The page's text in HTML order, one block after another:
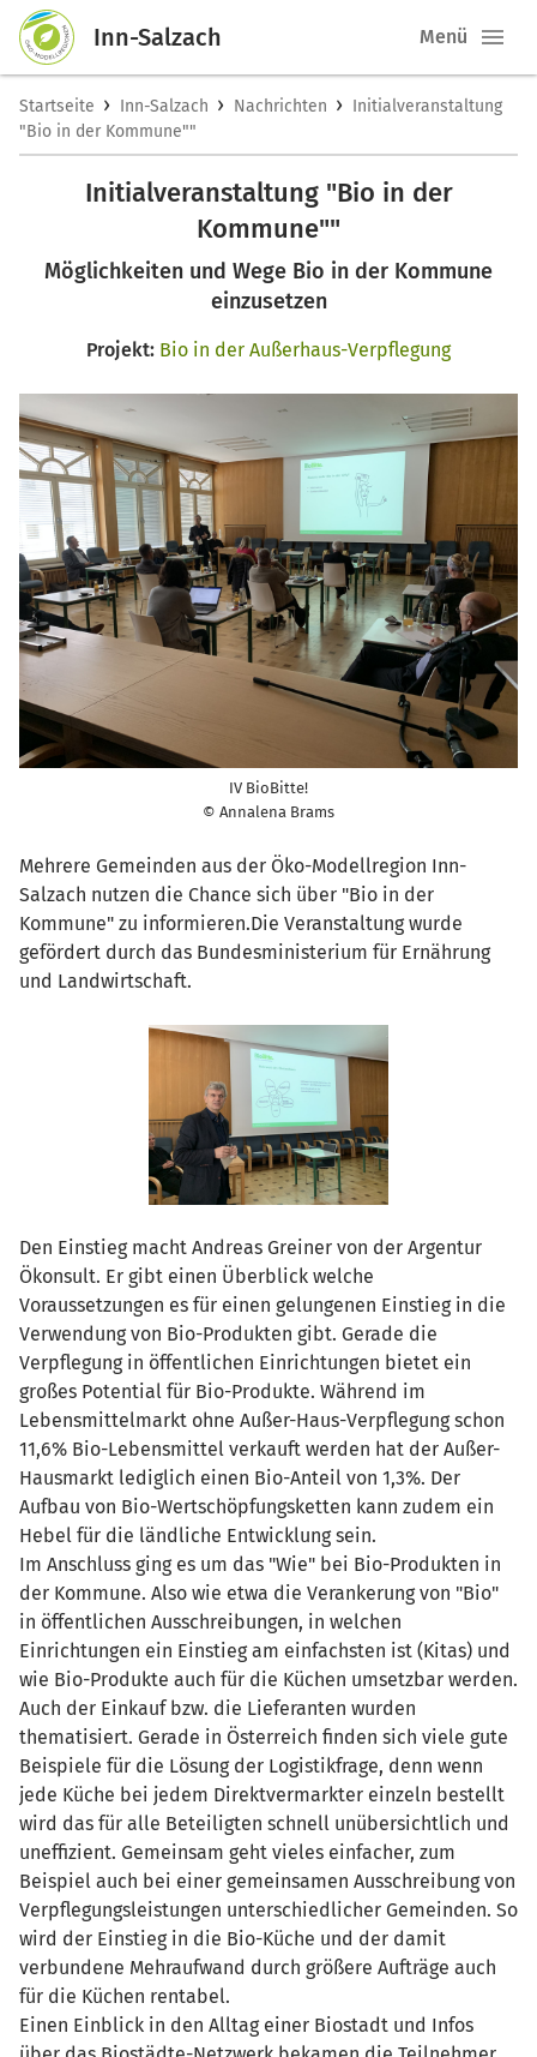
Inn-Salzach Menü
Startseite › Inn-Salzach › Nachrichten › Initialveranstaltung
"Bio in der Kommune""
Initialveranstaltung "Bio in der
Kommune""
Möglichkeiten und Wege Bio in der Kommune
einzusetzen
Projekt: Bio in der Außerhaus-Verpflegung
IV BioBitte!
© Annalena Brams
Mehrere Gemeinden aus der Öko-Modellregion Inn-
Salzach nutzen die Chance sich über "Bio in der
Kommune" zu informieren.Die Veranstaltung wurde
gefördert durch das Bundesministerium für Ernährung
und Landwirtschaft.
Den Einstieg macht Andreas Greiner von der Argentur
Ökonsult. Er gibt einen Überblick welche
Voraussetzungen es für einen gelungenen Einstieg in die
Verwendung von Bio-Produkten gibt. Gerade die
Verpflegung in öffentlichen Einrichtungen bietet ein
großes Potential für Bio-Produkte. Während im
Lebensmittelmarkt ohne Außer-Haus-Verpflegung schon
11,6% Bio-Lebensmittel verkauft werden hat der Außer-
Hausmarkt lediglich einen Bio-Anteil von 1,3%. Der
Aufbau von Bio-Wertschöpfungsketten kann zudem ein
Hebel für die ländliche Entwicklung sein.
Im Anschluss ging es um das "Wie" bei Bio-Produkten in
der Kommune. Also wie etwa die Verankerung von "Bio"
in öffentlichen Ausschreibungen, in welchen
Einrichtungen ein Einstieg am einfachsten ist (Kitas) und
wie Bio-Produkte auch für die Küchen umsetzbar werden.
Auch der Einkauf bzw. die Lieferanten wurden
thematisiert. Gerade in Österreich finden sich viele gute
Beispiele für die Lösung der Logistikfrage, denn wenn
jede Küche bei jedem Direktvermarkter einzeln bestellt
wird das für alle Beteiligten schnell unübersichtlich und
uneffizient. Gemeinsam geht vieles einfacher, zum
Beispiel auch bei einer gemeinsamen Ausschreibung von
Verpflegungsleistungen unterschiedlicher Gemeinden. So
wird der Einstieg in die Bio-Küche und der damit
verbundene Mehraufwand durch größere Aufträge auch
für die Küchen rentabel.
Einen Einblick in den Alltag einer Biostadt und Infos